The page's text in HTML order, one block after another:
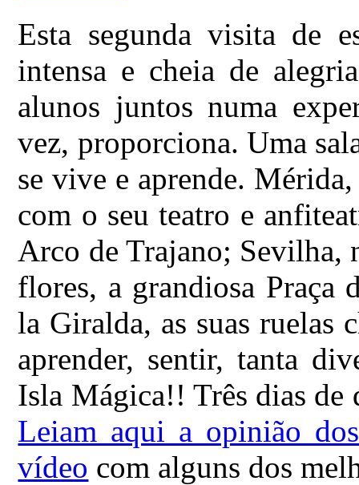
Esta segunda visita de
intensa e cheia de
alunos juntos numa
vez, proporciona. Uma
se vive e aprende.
com o seu teatro e
Arco de Trajano; Sevilha,
flores, a grandiosa Praça
la Giralda, as suas ruelas
aprender, sentir, tanta
Isla Mágica!! Três dias de
Leiam aqui a opinião
vídeo com alguns dos